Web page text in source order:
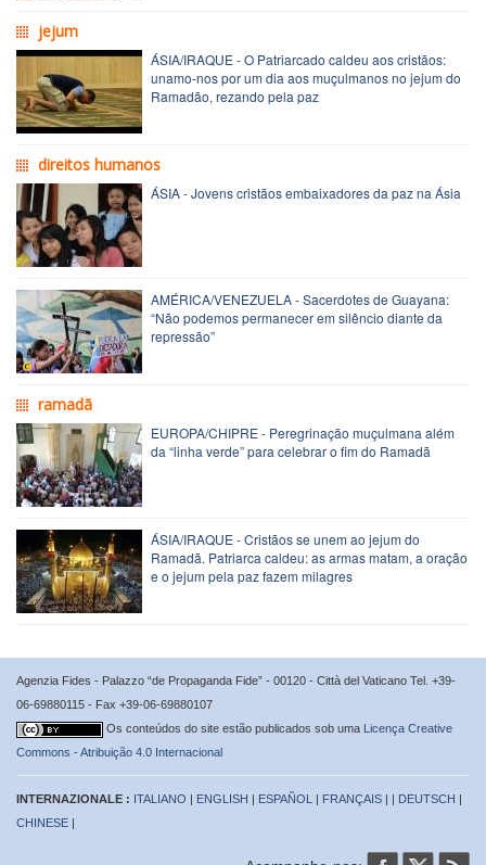
jejum
ÁSIA/IRAQUE - O Patriarcado caldeu aos cristãos:
unamo-nos por um dia aos muçulmanos no jejum do
Ramadão, rezando pela paz
direitos humanos
ÁSIA - Jovens cristãos embaixadores da paz na Ásia
AMÉRICA/VENEZUELA - Sacerdotes de Guayana:
“Não podemos permanecer em silêncio diante da
repressão”
ramadã
EUROPA/CHIPRE - Peregrinação muçulmana além
da “linha verde” para celebrar o fim do Ramadã
ÁSIA/IRAQUE - Cristãos se unem ao jejum do
Ramadã. Patriarca caldeu: as armas matam, a oração
e o jejum pela paz fazem milagres
Agenzia Fides - Palazzo “de Propaganda Fide” - 00120 - Città del Vaticano Tel. +39-
06-69880115 - Fax +39-06-69880107
Os conteúdos do site estão publicados sob uma Licença Creative
Commons - Atribuição 4.0 Internacional
INTERNAZIONALE : ITALIANO | ENGLISH | ESPAÑOL | FRANÇAIS | | DEUTSCH |
CHINESE |